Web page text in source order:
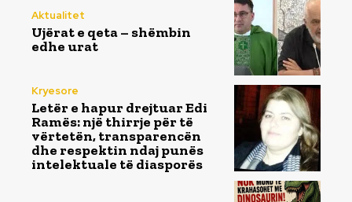
Aktualitet
Ujërat e qeta – shëmbin
edhe urat
Kryesore
Letër e hapur drejtuar Edi
Ramës: një thirrje për të
vërtetën, transparencën
dhe respektin ndaj punës
intelektuale të diasporës